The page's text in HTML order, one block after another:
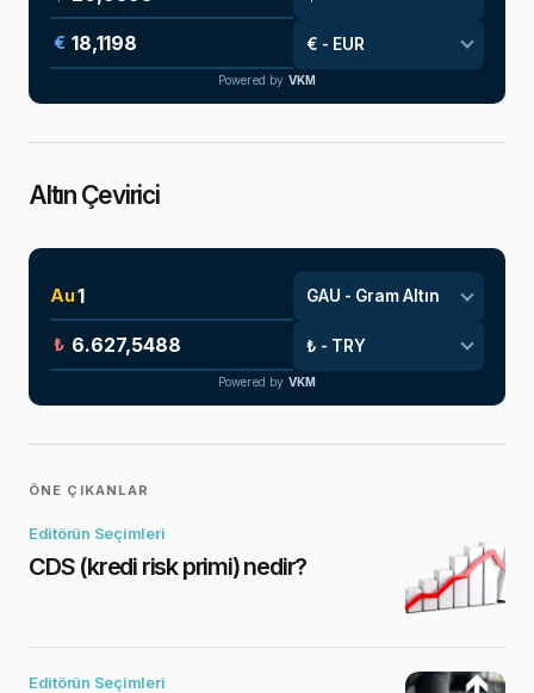
€
Powered by VKM
Altın Çevirici
Au
₺
Powered by VKM
ÖNE ÇIKANLAR
Editörün Seçimleri
CDS (kredi risk primi) nedir?
Editörün Seçimleri